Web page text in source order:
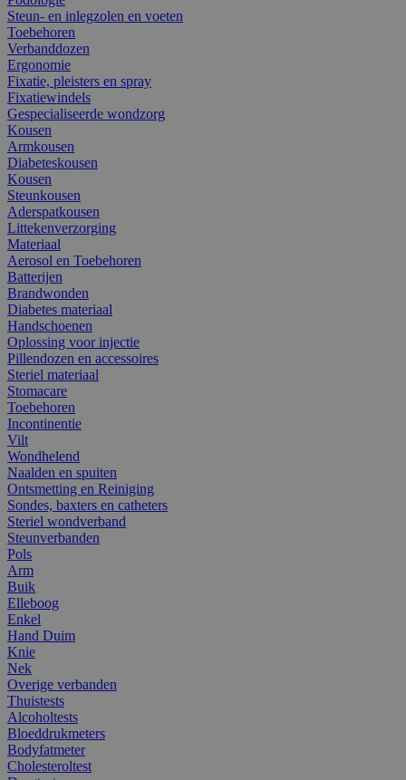
Steun- en inlegzolen en voeten
Toebehoren
Verbanddozen
Ergonomie
Fixatie, pleisters en spray
Fixatiewindels
Gespecialiseerde wondzorg
Kousen
Armkousen
Diabeteskousen
Kousen
Steunkousen
Aderspatkousen
Littekenverzorging
Materiaal
Aerosol en Toebehoren
Batterijen
Brandwonden
Diabetes materiaal
Handschoenen
Oplossing voor injectie
Pillendozen en accessoires
Steriel materiaal
Stomacare
Toebehoren
Incontinentie
Vilt
Wondhelend
Naalden en spuiten
Ontsmetting en Reiniging
Sondes, baxters en catheters
Steriel wondverband
Steunverbanden
Pols
Arm
Buik
Elleboog
Enkel
Hand Duim
Knie
Nek
Overige verbanden
Thuistests
Alcoholtests
Bloeddrukmeters
Bodyfatmeter
Cholesteroltest